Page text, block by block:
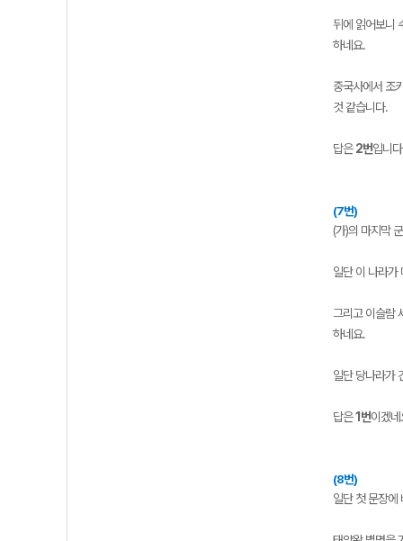
뒤에 읽어보니
하네요.
중국사에서 조
것 같습니다.
답은2번입니
(7번)
(가)의 마지막
일단 이 나라가
그리고 이슬람
하네요.
일단 당나라가
답은1번이겠
(8번)
일단 첫 문장에